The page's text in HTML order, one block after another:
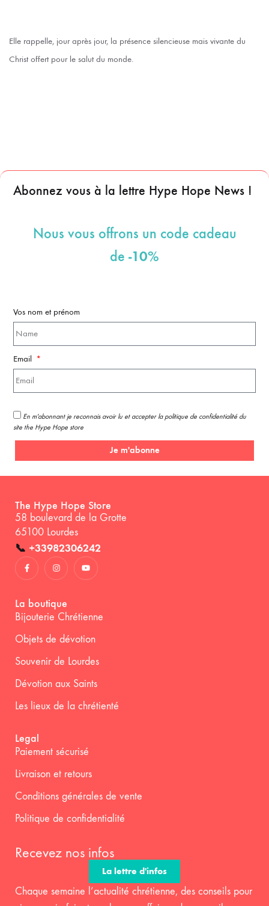
Elle rappelle, jour après jour, la présence silencieuse mais vivante du
Christ offert pour le salut du monde.
Abonnez vous à la lettre Hype Hope News !
Nous vous offrons un code cadeau
de -10%
Vos nom et prénom
Email
En m'abonnant je reconnais avoir lu et accepter la politique de confidentialité du
site the Hype Hope store
Je m'abonne
The Hype Hope Store
58 boulevard de la Grotte
65100 Lourdes
📞 +33982306242
La boutique
Bijouterie Chrétienne
Objets de dévotion
Souvenir de Lourdes
Dévotion aux Saints
Les lieux de la chrétienté
Legal
Paiement sécurisé
Livraison et retours
Conditions générales de vente
Politique de confidentialité
Recevez nos infos
La lettre d'infos
Chaque semaine l’actualité chrétienne, des conseils pour